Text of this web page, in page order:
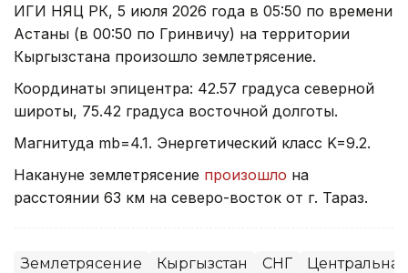
ИГИ НЯЦ РК, 5 июля 2026 года в 05:50 по времени
Астаны (в 00:50 по Гринвичу) на территории
Кыргызстана произошло землетрясение.
Координаты эпицентра: 42.57 градуса северной
широты, 75.42 градуса восточной долготы.
Магнитуда mb=4.1. Энергетический класс K=9.2.
Накануне землетрясение произошло на
расстоянии 63 км на северо-восток от г. Тараз.
Землетрясение Кыргызстан СНГ